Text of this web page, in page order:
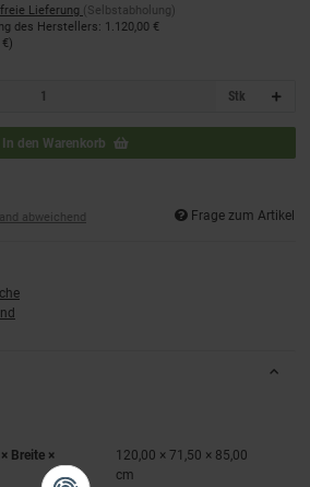
Lieferung (Selbstabholung)
des Herstellers: 1.120,00 €
€)
Stk
In den Warenkorb
abweichend Frage zum Artikel
Breite ×
120,00 × 71,50 × 85,00
cm